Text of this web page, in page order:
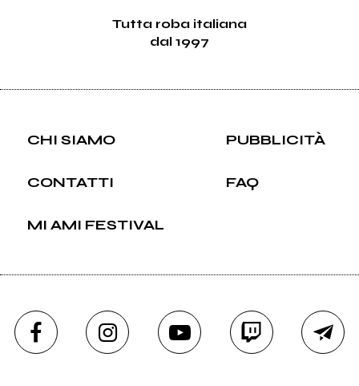
Tutta roba italiana
dal 1997
CHI SIAMO PUBBLICITÀ
CONTATTI FAQ
MI AMI FESTIVAL